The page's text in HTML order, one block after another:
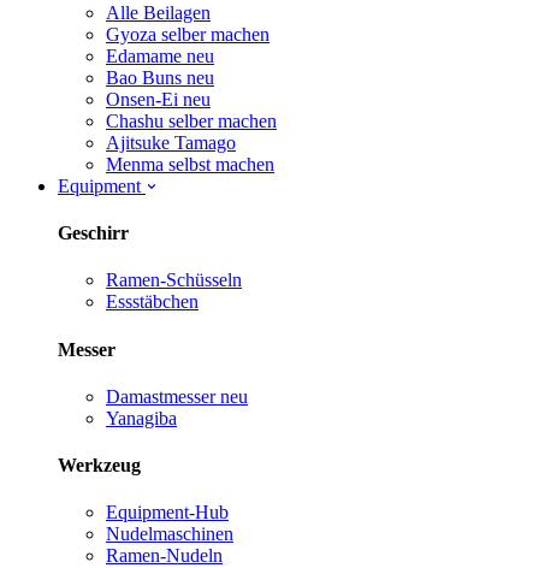
Alle Beilagen
Gyoza selber machen
Edamame neu
Bao Buns neu
Onsen-Ei neu
Chashu selber machen
Ajitsuke Tamago
Menma selbst machen
Equipment
Geschirr
Ramen-Schüsseln
Essstäbchen
Messer
Damastmesser neu
Yanagiba
Werkzeug
Equipment-Hub
Nudelmaschinen
Ramen-Nudeln